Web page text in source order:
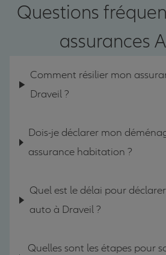
Questions
assurances
Comment résilier mon
Draveil ?
Dois-je déclarer mon
assurance habitation ?
Quel est le délai pour
auto à Draveil ?
Quelles sont les étapes pour